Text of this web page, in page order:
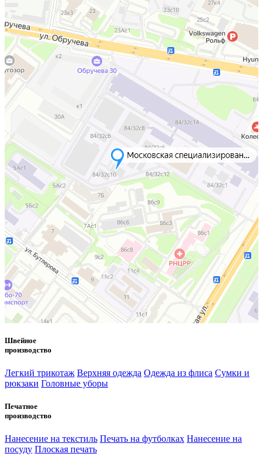
Швейное
производство
Легкий трикотаж Верхняя одежда Одежда из флиса Сумки и
рюкзаки Головные уборы
Печатное
производство
Нанесение на текстиль Печать на футболках Нанесение на
посуду Плоская печать